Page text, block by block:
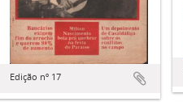
Edição nº 17